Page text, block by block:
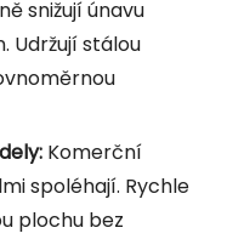
snižují únavu
Udržují stálou
Komerční
spoléhají. Rychle
plochu bez